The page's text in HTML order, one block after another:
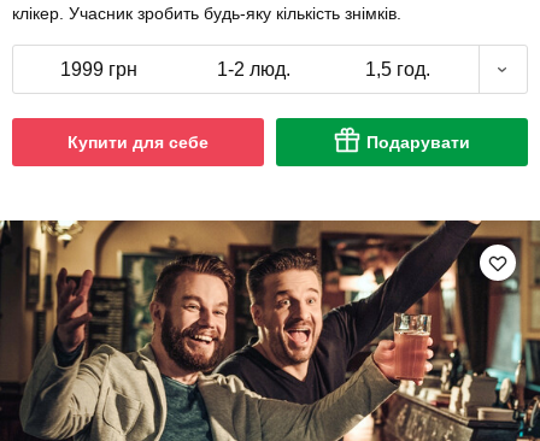
клікер. Учасник зробить будь-яку кількість знімків.
1999 грн 1-2 люд. 1,5 год.
Купити для себе Подарувати